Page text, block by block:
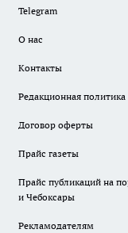
Telegram
О нас
Контакты
Редакционная политика
Договор оферты
Прайс газеты
Прайс публикаций на
и Чебоксары
Рекламодателям